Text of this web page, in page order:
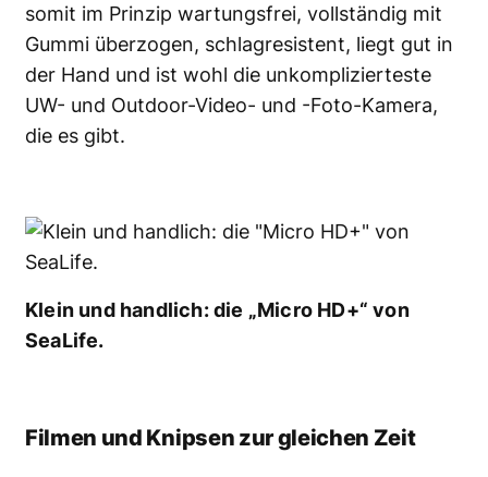
somit im Prinzip wartungsfrei, vollständig mit
Gummi überzogen, schlagresistent, liegt gut in
der Hand und ist wohl die unkomplizierteste
UW- und Outdoor-Video- und -Foto-Kamera,
die es gibt.
Klein und handlich: die „Micro HD+“ von
SeaLife.
Filmen und Knipsen zur gleichen Zeit